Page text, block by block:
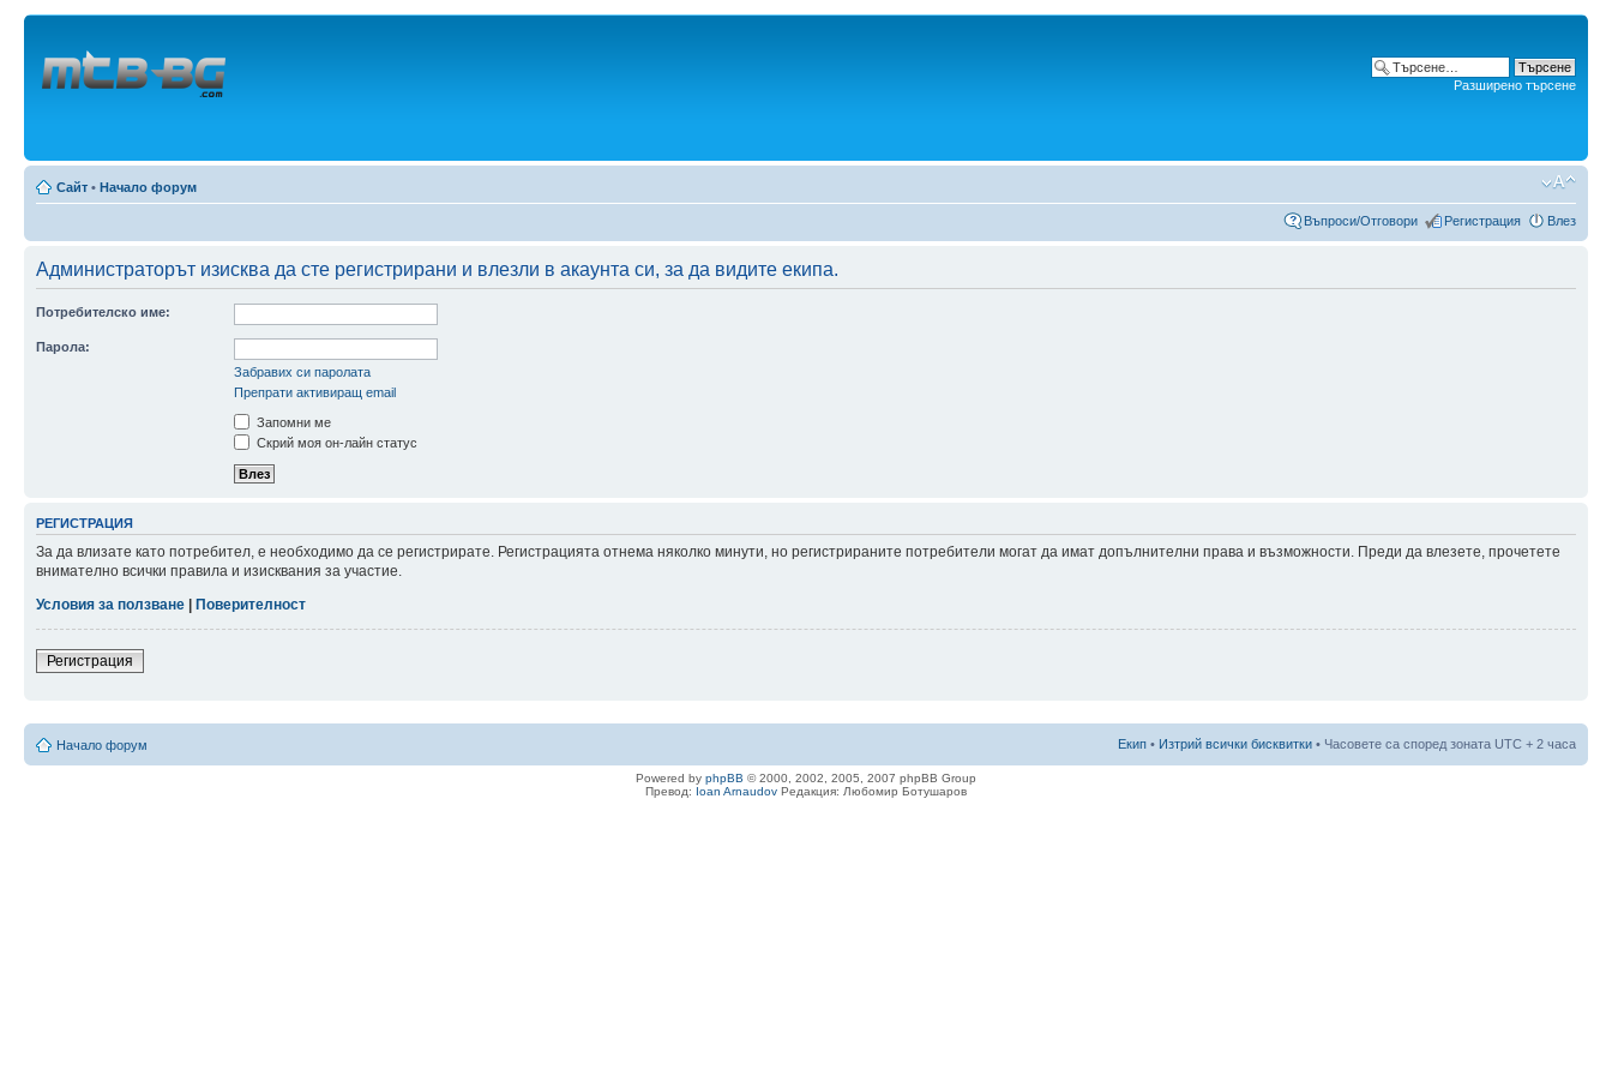
Разширено търсене
Сайт • Начало форум
Въпроси/Отговори Регистрация Влез
Администраторът изисква да сте регистрирани и влезли в акаунта си, за да видите екипа.
Потребителско име:
Парола:
Забравих си паролата
Препрати активиращ email
Запомни ме
Скрий моя он-лайн статус
РЕГИСТРАЦИЯ
За да влизате като потребител, е необходимо да се регистрирате. Регистрацията отнема няколко минути, но регистрираните потребители могат да имат допълнителни права и възможности. Преди да влезете, прочетете
внимателно всички правила и изисквания за участие.
Условия за ползване | Поверителност
Регистрация
Начало форум Екип • Изтрий всички бисквитки • Часовете са според зоната UTC + 2 часа
Powered by phpBB © 2000, 2002, 2005, 2007 phpBB Group
Превод: Ioan Arnaudov Редакция: Любомир Ботушаров